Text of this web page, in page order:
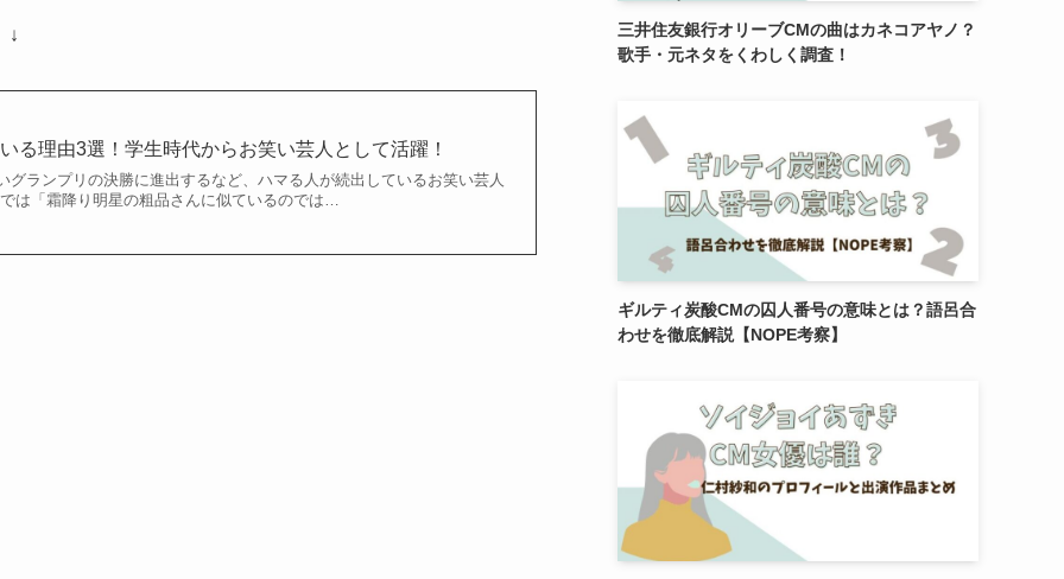
↓
る理由3選！学生時代からお笑い芸人として活躍！
グランプリの決勝に進出するなど、ハマる人が続出しているお笑い芸人
は「霜降り明星の粗品さんに似ているのでは…
三井住友銀行オリーブCMの曲はカネコアヤノ？
歌手・元ネタをくわしく調査！
ギルティ炭酸CMの囚人番号の意味とは？語呂合
わせを徹底解説【NOPE考察】